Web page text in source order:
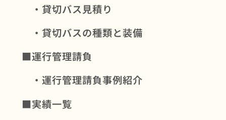
・貸切バス見積り
・貸切バスの種類と装備
■運行管理請負
・運行管理請負事例紹介
■実績一覧